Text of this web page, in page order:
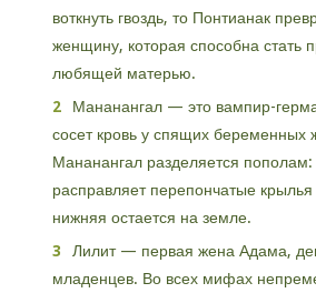
воткнуть гвоздь, то Понтианак
женщину, которая способна стать
любящей матерью.
Мананангал — это вампир-
сосет кровь у спящих беременных
Мананангал разделяется пополам:
расправляет перепончатые крылья
нижняя остается на земле.
Лилит — первая жена Адама,
младенцев. Во всех мифах